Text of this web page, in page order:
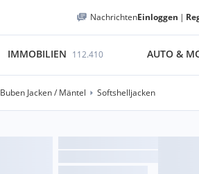
NachrichtenEinloggen |
IMMOBILIEN 112.410 AUTO &
Buben Jacken / Mäntel Softshelljacken